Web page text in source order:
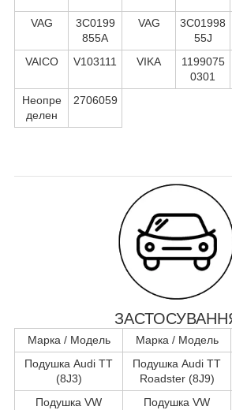
VAG
3C0199
855A
VAG
3C01998
55J
VAICO
V103111 VIKA
1199075
0301
Неопре
делен
2706059
Марка / Модель Марка / Модель
Подушка Audi TT
(8J3)
Подушка Audi TT
Roadster (8J9)
Подушка VW
Подушка VW